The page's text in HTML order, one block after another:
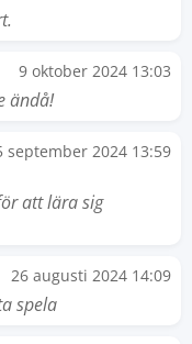
9 oktober 2024 13:03
ändå!
september 2024 13:59
att lära sig
26 augusti 2024 14:09
spela